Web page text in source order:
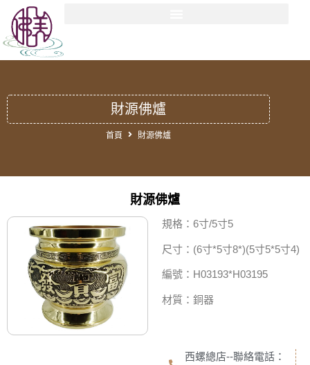
財源佛爐
首頁 財源佛爐
財源佛爐
規格：6寸/5寸5
尺寸：(6寸*5寸8*)(5寸5*5寸4)
編號：H03193*H03195
材質：銅器
西螺總店--聯絡電話：